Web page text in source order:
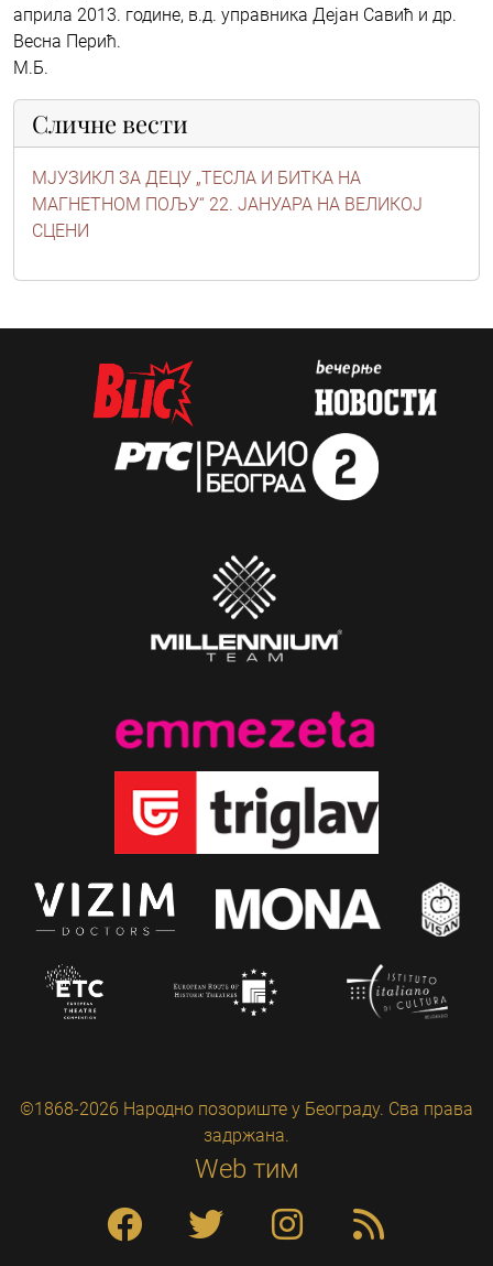
априла 2013. године, в.д. управника Дејан Савић и др.
Весна Перић.
М.Б.
Сличне вести
МЈУЗИКЛ ЗА ДЕЦУ „ТЕСЛА И БИТКА НА
МАГНЕТНОМ ПОЉУ“ 22. ЈАНУАРА НА ВЕЛИКОЈ
СЦЕНИ
©1868-2026 Народно позориште у Београду. Сва права
задржана.
Web тим